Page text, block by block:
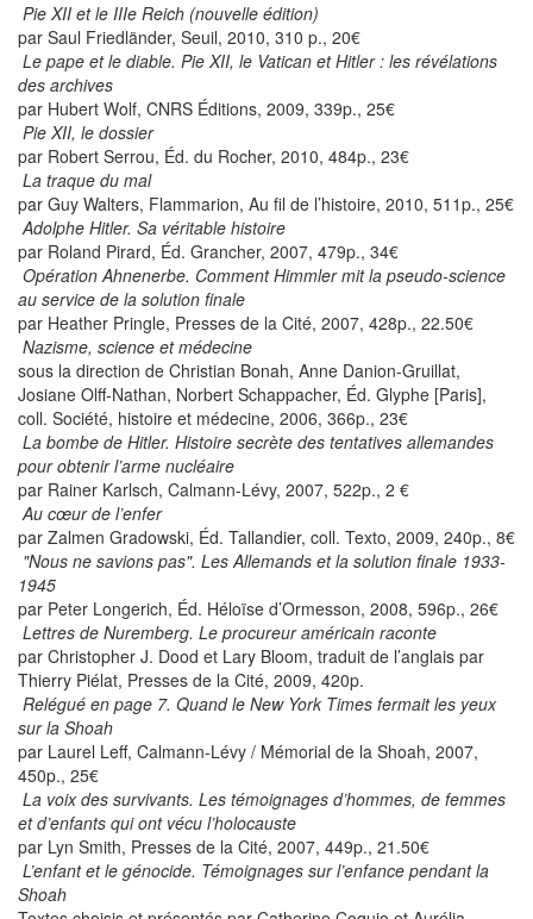
Pie XII et le IIIe Reich (nouvelle édition)
par Saul Friedländer, Seuil, 2010, 310 p., 20€
Le pape et le diable. Pie XII, le Vatican et Hitler : les révélations
des archives
par Hubert Wolf, CNRS Éditions, 2009, 339p., 25€
Pie XII, le dossier
par Robert Serrou, Éd. du Rocher, 2010, 484p., 23€
La traque du mal
par Guy Walters, Flammarion, Au fil de l’histoire, 2010, 511p., 25€
Adolphe Hitler. Sa véritable histoire
par Roland Pirard, Éd. Grancher, 2007, 479p., 34€
Opération Ahnenerbe. Comment Himmler mit la pseudo-science
au service de la solution finale
par Heather Pringle, Presses de la Cité, 2007, 428p., 22.50€
Nazisme, science et médecine
sous la direction de Christian Bonah, Anne Danion-Gruillat,
Josiane Olff-Nathan, Norbert Schappacher, Éd. Glyphe [Paris],
coll. Société, histoire et médecine, 2006, 366p., 23€
La bombe de Hitler. Histoire secrète des tentatives allemandes
pour obtenir l’arme nucléaire
par Rainer Karlsch, Calmann-Lévy, 2007, 522p., 2 €
Au cœur de l’enfer
par Zalmen Gradowski, Éd. Tallandier, coll. Texto, 2009, 240p., 8€
"Nous ne savions pas". Les Allemands et la solution finale 1933-
1945
par Peter Longerich, Éd. Héloïse d’Ormesson, 2008, 596p., 26€
Lettres de Nuremberg. Le procureur américain raconte
par Christopher J. Dood et Lary Bloom, traduit de l’anglais par
Thierry Piélat, Presses de la Cité, 2009, 420p.
Relégué en page 7. Quand le New York Times fermait les yeux
sur la Shoah
par Laurel Leff, Calmann-Lévy / Mémorial de la Shoah, 2007,
450p., 25€
La voix des survivants. Les témoignages d’hommes, de femmes
et d’enfants qui ont vécu l’holocauste
par Lyn Smith, Presses de la Cité, 2007, 449p., 21.50€
L’enfant et le génocide. Témoignages sur l’enfance pendant la
Shoah